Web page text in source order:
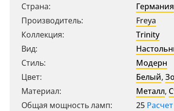
Страна:
Германия
Производитель:
Freya
Коллекция:
Trinity
Вид:
Стиль:
Модерн
Цвет:
Белый,
Материал:
Металл,
Общая мощность ламп:
25